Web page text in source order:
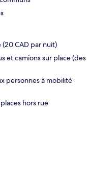
(20 CAD par nuit)
et camions sur place (des
personnes à mobilité
hors rue